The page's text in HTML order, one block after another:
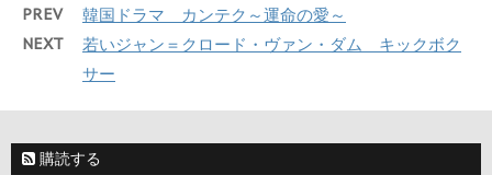
PREV 韓国ドラマ カンテク～運命の愛～
NEXT
若いジャン＝クロード・ヴァン・ダム キックボク
サー
購読する